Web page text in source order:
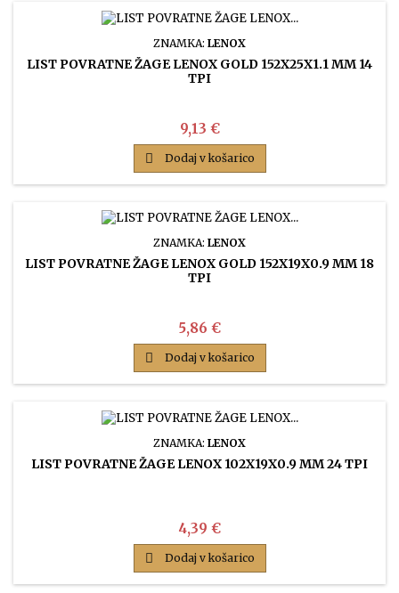
ZNAMKA: LENOX
LIST POVRATNE ŽAGE LENOX GOLD 152X25X1.1 MM 14
TPI
Cena
9,13 €
 Dodaj v košarico
ZNAMKA: LENOX
LIST POVRATNE ŽAGE LENOX GOLD 152X19X0.9 MM 18
TPI
Cena
5,86 €
 Dodaj v košarico
ZNAMKA: LENOX
LIST POVRATNE ŽAGE LENOX 102X19X0.9 MM 24 TPI
Cena
4,39 €
 Dodaj v košarico